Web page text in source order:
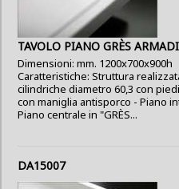
TAVOLO PIANO GRÈS
Dimensioni: mm. 1200x700x900h
Caratteristiche: Struttura
cilindriche diametro 60,3 con
con maniglia antisporco - Piano
Piano centrale in "GRÈS...
DA15007